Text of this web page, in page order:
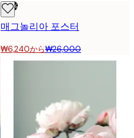
-76%
매그놀리아 포스터
₩6,240から₩26,000